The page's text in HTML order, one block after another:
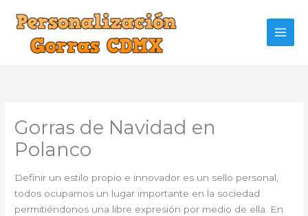
contenido
Gorras de Navidad en
Polanco
Definir un estilo propio e innovador es un sello personal,
todos ocupamos un lugar importante en la sociedad
permitiéndonos una libre expresión por medio de ella. En